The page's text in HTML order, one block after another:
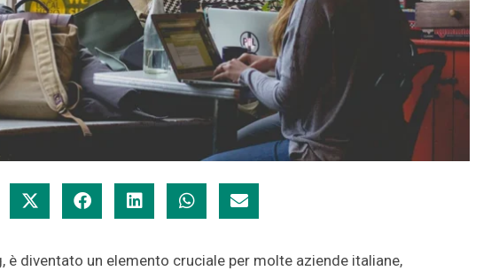
è diventato un elemento cruciale per molte aziende italiane,